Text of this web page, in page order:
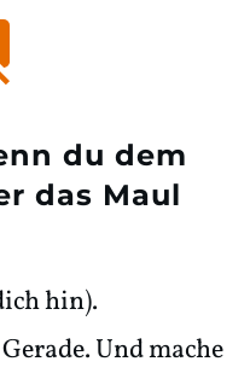
du dem
das Maul
hin).
Und mache